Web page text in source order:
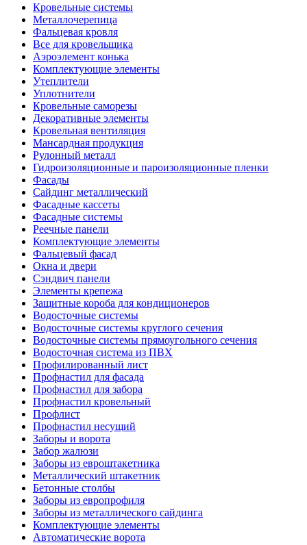
Кровельные системы
Металлочерепица
Фальцевая кровля
Все для кровельщика
Аэроэлемент конька
Комплектующие элементы
Утеплители
Уплотнители
Кровельные саморезы
Декоративные элементы
Кровельная вентиляция
Мансардная продукция
Рулонный металл
Гидроизоляционные и пароизоляционные пленки
Фасады
Сайдинг металлический
Фасадные кассеты
Фасадные системы
Реечные панели
Комплектующие элементы
Фальцевый фасад
Окна и двери
Сэндвич панели
Элементы крепежа
Защитные короба для кондиционеров
Водосточные системы
Водосточные системы круглого сечения
Водосточные системы прямоугольного сечения
Водосточная система из ПВХ
Профилированный лист
Профнастил для фасада
Профнастил для забора
Профнастил кровельный
Профлист
Профнастил несущий
Заборы и ворота
Забор жалюзи
Заборы из евроштакетника
Металлический штакетник
Бетонные столбы
Заборы из европрофиля
Заборы из металлического сайдинга
Комплектующие элементы
Автоматические ворота